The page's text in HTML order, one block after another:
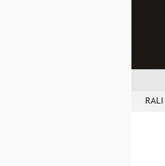
RALI